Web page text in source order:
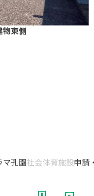
物東側
マ孔園社会体育施設申請